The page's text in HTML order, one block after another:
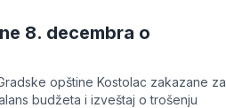
8. decembra o
opštine Kostolac zakazane za
budžeta i izveštaj o trošenju